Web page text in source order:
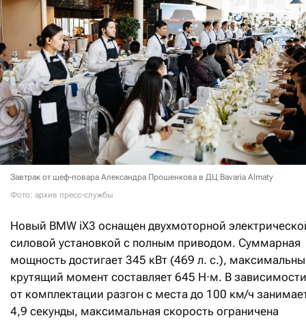
Завтрак от шеф-повара Александра Прошенкова в ДЦ Bavaria Almaty
Фото: архив пресс-службы
Новый BMW iX3 оснащен двухмоторной
силовой установкой с полным приводом. Суммарная
мощность достигает 345 кВт (469 л. с.),
крутящий момент составляет 645 Н·м. В зависимости
от комплектации разгон с места до 100 км/ч
4,9 секунды, максимальная скорость ограничена